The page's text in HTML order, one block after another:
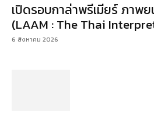
เปิดรอบกาล่าพรีเมียร์ ภาพย
(LAAM : The Thai
6 สิงหาคม 2026